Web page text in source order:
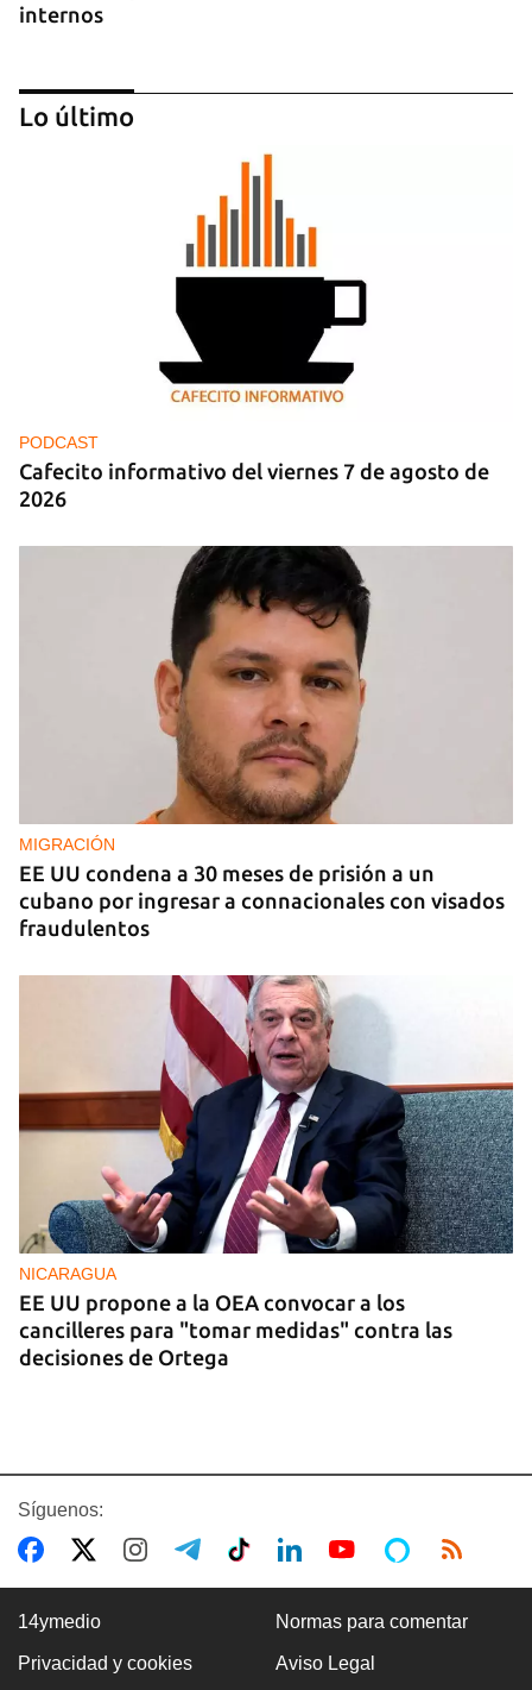
internos
Lluvia para beber, agua contaminada para el día a
Lo último
PODCAST
Cafecito informativo del viernes 7 de agosto de
2026
MIGRACIÓN
EE UU condena a 30 meses de prisión a un
cubano por ingresar a connacionales con visados
fraudulentos
NICARAGUA
EE UU propone a la OEA convocar a los
cancilleres para "tomar medidas" contra las
decisiones de Ortega
Síguenos:
14ymedio Normas para comentar
Privacidad y cookies Aviso Legal